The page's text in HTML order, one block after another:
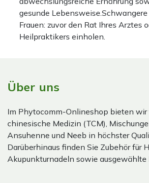
gesunde
Frauen: zuvor den Rat Ihres Arztes
Heilpraktikers einholen.
Über uns
Im Phytocomm-Onlineshop bieten
chinesische Medizin (TCM),
Ansuhenne und Neeb in höchster
Darüberhinaus finden Sie Zubehör für
Akupunkturnadeln sowie ausgewählte